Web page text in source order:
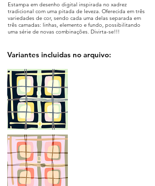
Estampa em desenho digital inspirada no xadrez
tradicional com uma pitada de leveza. Oferecida em três
variedades de cor, sendo cada uma delas separada em
três camadas: linhas, elemento e fundo, possibilitando
uma série de novas combinações. Divirta-se!!!
Variantes incluidas no arquivo: